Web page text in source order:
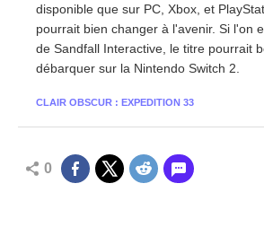
disponible que sur PC, Xbox, et
pourrait bien changer à l'avenir. Si l'on
de Sandfall Interactive, le titre pourrait
débarquer sur la Nintendo Switch 2.
CLAIR OBSCUR : EXPEDITION 33
0